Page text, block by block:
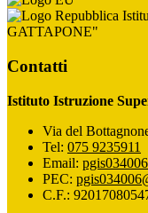
GATTAPONE"
Contatti
Istituto Istruzione
Via del
Tel: 075 9235911
Email:
PEC:
C.F.: